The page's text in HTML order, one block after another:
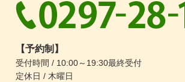
【予約制】
受付時間 / 10:00～19:30最終受付
定休日 / 木曜日